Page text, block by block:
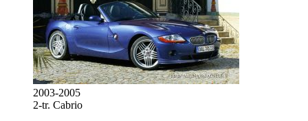
2003-2005
2-tr. Cabrio